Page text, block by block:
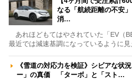
なる「航続距離の不安
消…
あれほどもてはやされていた「EV（
最近では減速基調になっているように見
《雪道の対応力を検証》シビアな状
ー」の真価 「ターボ」と「スト…